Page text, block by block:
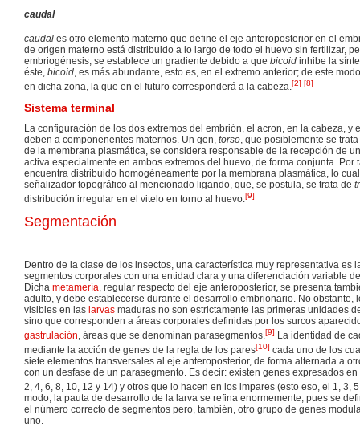
caudal
caudal es otro elemento materno que define el eje anteroposterior en el
de origen materno está distribuido a lo largo de todo el huevo sin fertilizar,
embriogénesis, se establece un gradiente debido a que bicoid inhibe la
éste, bicoid, es más abundante, esto es, en el extremo anterior; de este
en dicha zona, la que en el futuro corresponderá a la cabeza.[2] [8]
Sistema terminal
La configuración de los dos extremos del embrión, el acron, en la cabeza, y
deben a componenentes maternos. Un gen, torso, que posiblemente se
de la membrana plasmática, se considera responsable de la recepción de
activa especialmente en ambos extremos del huevo, de forma conjunta. Por
encuentra distribuido homogéneamente por la membrana plasmática, lo
señalizador topográfico al mencionado ligando, que, se postula, se trata de
distribución irregular en el vitelo en torno al huevo.[9]
Segmentación
Dentro de la clase de los insectos, una característica muy representativa es
segmentos corporales con una entidad clara y una diferenciación variable
Dicha metamería, regular respecto del eje anteroposterior, se presenta
adulto, y debe establecerse durante el desarrollo embrionario. No obstante,
visibles en las larvas maduras no son estrictamente las primeras unidades
sino que corresponden a áreas corporales definidas por los surcos
gastrulación, áreas que se denominan parasegmentos.[9] La identidad de
mediante la acción de genes de la regla de los pares[10] cada uno de los
siete elementos transversales al eje anteroposterior, de forma alternada a
con un desfase de un parasegmento. Es decir: existen genes expresados
2, 4, 6, 8, 10, 12 y 14) y otros que lo hacen en los impares (esto eso, el 1, 3,
modo, la pauta de desarrollo de la larva se refina enormemente, pues se
el número correcto de segmentos pero, también, otro grupo de genes
uno.